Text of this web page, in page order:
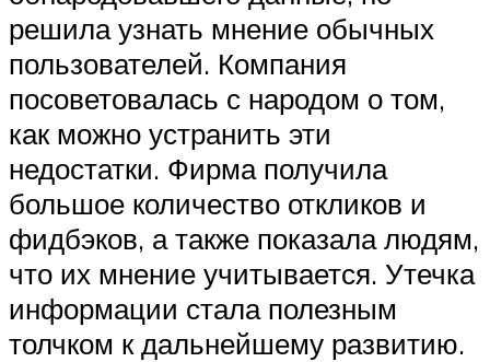
решила узнать мнение обычных
пользователей. Компания
посоветовалась с народом о том,
как можно устранить эти
недостатки. Фирма получила
большое количество откликов и
фидбэков, а также показала людям,
что их мнение учитывается. Утечка
информации стала полезным
толчком к дальнейшему развитию.